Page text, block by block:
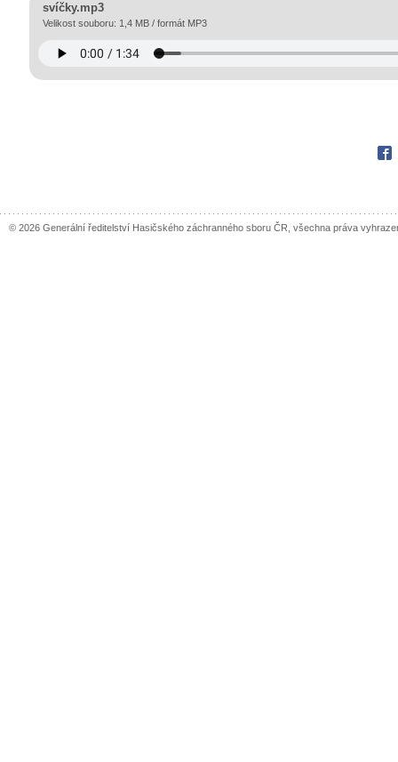
svíčky.mp3
Velikost souboru: 1,4 MB / formát MP3
© 2026 Generální ředitelství Hasičského záchranného sboru ČR, všechna práva